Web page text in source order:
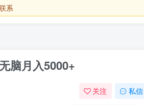
系
脑月入5000+
关注 私信